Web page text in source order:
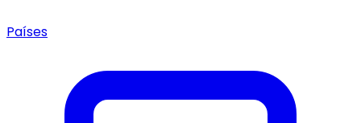
Países